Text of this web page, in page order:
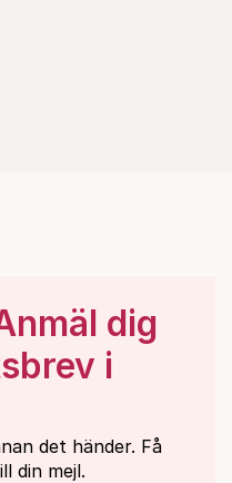
dig
i
det händer. Få
din mejl.